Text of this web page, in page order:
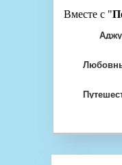
Вместе с "